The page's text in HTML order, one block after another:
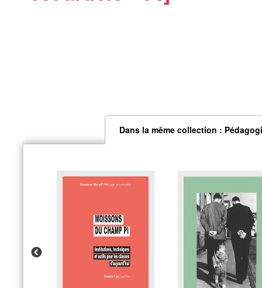
Dans la même collection :